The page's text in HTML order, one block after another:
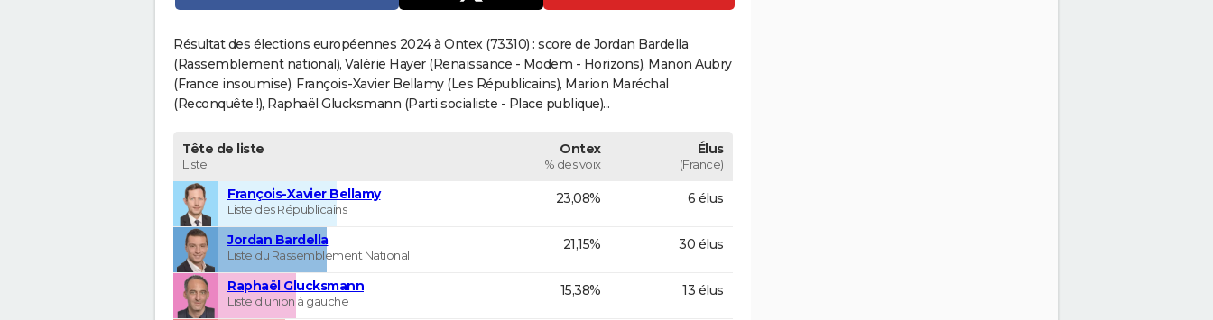
Résultat des élections européennes 2024 à Ontex (73310) : score de Jordan Bardella
(Rassemblement national), Valérie Hayer (Renaissance - Modem - Horizons), Manon Aubry
(France insoumise), François-Xavier Bellamy (Les Républicains), Marion Maréchal
(Reconquête !), Raphaël Glucksmann (Parti socialiste - Place publique)...
Tête de liste
Liste
Ontex
% des voix
Élus
(France)
François-Xavier Bellamy
Liste des Républicains
23,08% 6 élus
Jordan Bardella
Liste du Rassemblement National
21,15% 30 élus
Raphaël Glucksmann
Liste d'union à gauche
15,38% 13 élus